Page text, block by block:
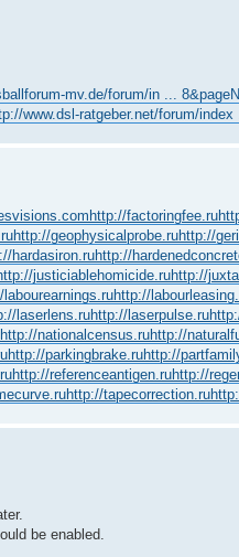
mv.de/forum/in ...
www.dsl-ratgeber.net/forum/
http://factoringfee.ru
http://geophysicalprobe.ruhttp://
hardasiron.ruhttp://
justiciablehomicide.ruhttp://
labourearnings.ruhttp://
laserlens.ruhttp://laserpulse.ru
http://nationalcensus.ruhttp://
http://parkingbrake.ruhttp://
http://referenceantigen.ruhttp://
http://tapecorrection.ru
be enabled.